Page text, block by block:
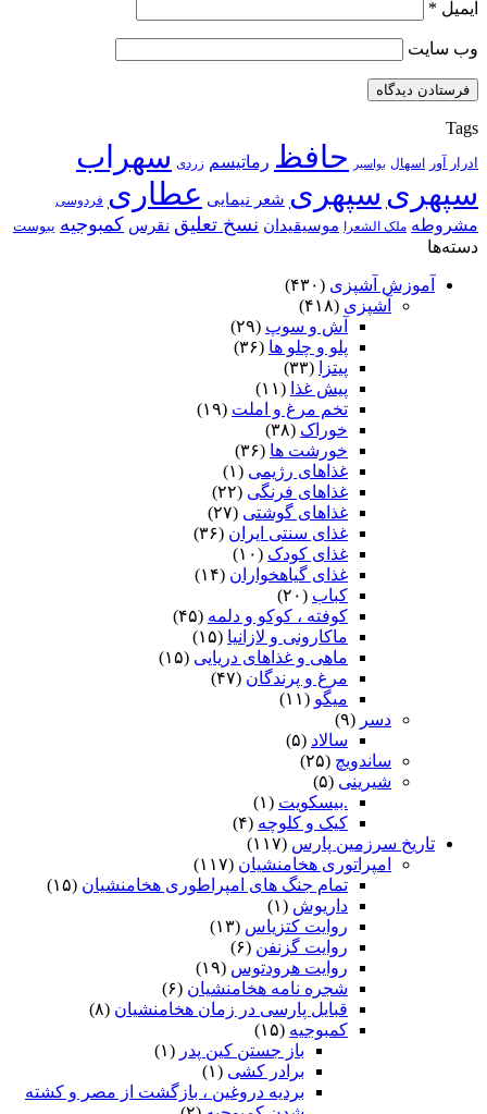
ایمیل *
وب‌ سایت
Tags
ادرار آور اسهال بواسیر حافظ رماتیسم زردی سهراب
سپهری سپهری شعر نیمایی عطاری فردوسی
مشروطه ملک الشعرا موسیقیدان نسخ تعلیق نقرس کمبوجیه یبوست
دسته‌ها
آموزش آشپزی (۴۳۰)
آشپزی (۴۱۸)
آش و سوپ (۲۹)
پلو و چلو ها (۳۶)
پیتزا
(۳۳)
پیش غذا (۱۱)
تخم مرغ و املت (۱۹)
خوراک (۳۸)
خورشت ها (۳۶)
غذاهای رژیمی (۱)
غذاهای فرنگی (۲۲)
غذاهای گوشتی (۲۷)
غذای سنتی ایران (۳۶)
غذای کودک (۱۰)
غذای گیاهخواران (۱۴)
کباب (۲۰)
کوفته ، کوکو و دلمه (۴۵)
ماکارونی و لازانیا (۱۵)
ماهی و غذاهای دریایی (۱۵)
مرغ و پرندگان (۴۷)
میگو (۱۱)
دسر (۹)
سالاد (۵)
ساندویچ (۲۵)
شیرینی (۵)
.بیسکویت (۱)
کیک و کلوچه (۴)
تاریخ سرزمین پارس (۱۱۷)
امپراتوری هخامنشیان (۱۱۷)
تمام جنگ های امپراطوری هخامنشیان (۱۵)
داریوش (۱)
روایت کتزیاس (۱۳)
روایت گزنفن (۶)
روایت هرودتوس (۱۹)
شجره نامه هخامنشیان (۶)
قبایل پارسی در زمان هخامنشیان (۸)
کمبوجیه (۱۵)
باز جستن کین پدر (۱)
برادر کشی (۱)
بردیه دروغین ، بازگشت از مصر و کشته